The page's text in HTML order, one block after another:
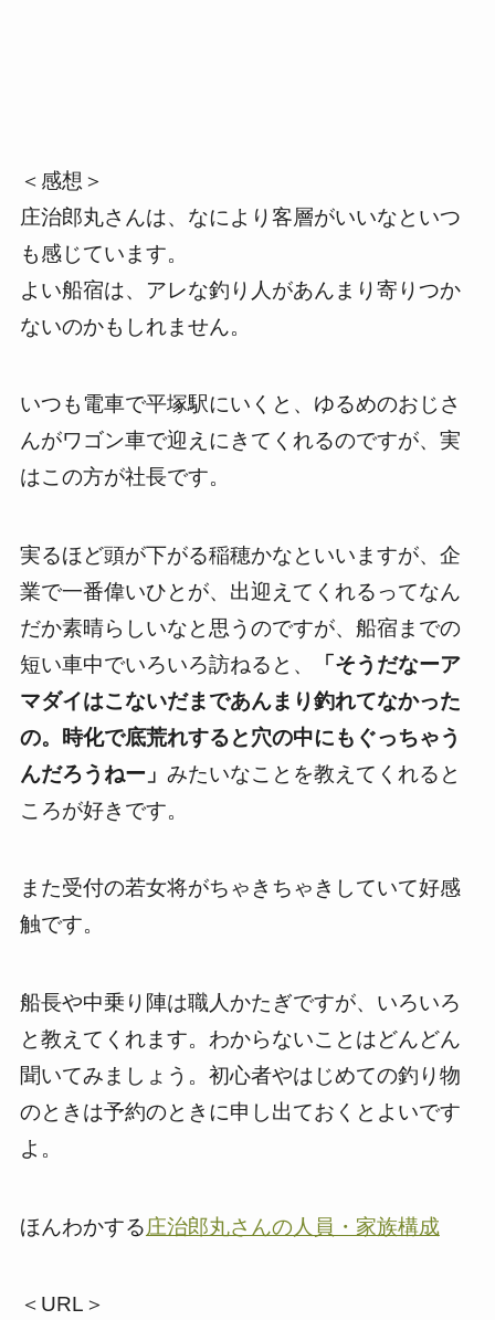
＜感想＞
庄治郎丸さんは、なにより客層がいいなといつ
も感じています。
よい船宿は、アレな釣り人があんまり寄りつか
ないのかもしれません。
いつも電車で平塚駅にいくと、ゆるめのおじさ
んがワゴン車で迎えにきてくれるのですが、実
はこの方が社長です。
実るほど頭が下がる稲穂かなといいますが、企
業で一番偉いひとが、出迎えてくれるってなん
だか素晴らしいなと思うのですが、船宿までの
短い車中でいろいろ訪ねると、
「そうだなーア
マダイはこないだまであんまり釣れてなかった
の。時化で底荒れすると穴の中にもぐっちゃう
んだろうねー」 みたいなことを教えてくれると
ころが好きです。
また受付の若女将がちゃきちゃきしていて好感
触です。
船長や中乗り陣は職人かたぎですが、いろいろ
と教えてくれます。わからないことはどんどん
聞いてみましょう。初心者やはじめての釣り物
のときは予約のときに申し出ておくとよいです
よ。
ほんわかする庄治郎丸さんの人員・家族構成
＜URL＞